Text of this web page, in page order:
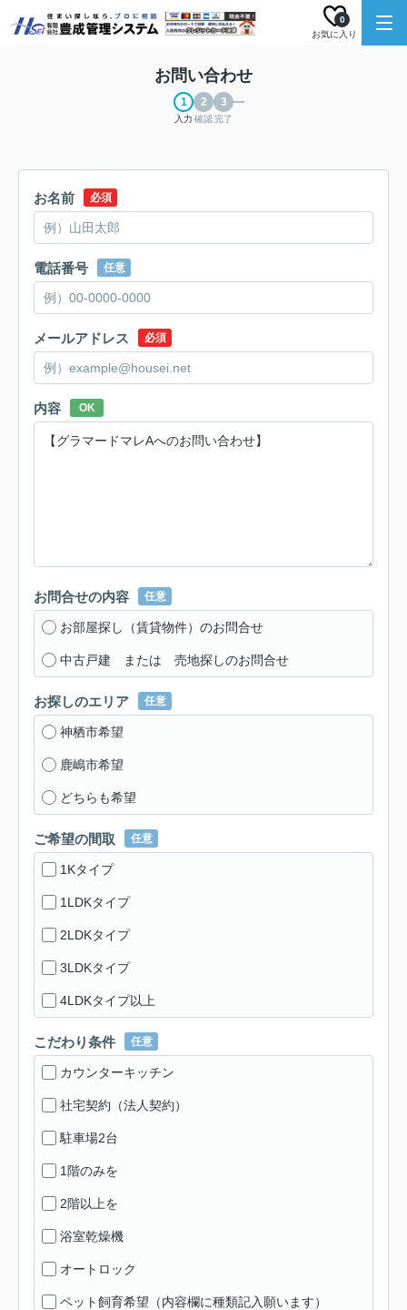
お気に入り
0
お問い合わせ
入力 確認完了
お名前 必須
電話番号 任意
メールアドレス 必須
内容 OK
お問合せの内容 任意
お部屋探し（賃貸物件）のお問合せ
中古戸建 または 売地探しのお問合せ
お探しのエリア 任意
神栖市希望
鹿嶋市希望
どちらも希望
ご希望の間取 任意
1Kタイプ
1LDKタイプ
2LDKタイプ
3LDKタイプ
4LDKタイプ以上
こだわり条件 任意
カウンターキッチン
社宅契約（法人契約）
駐車場2台
1階のみを
2階以上を
浴室乾燥機
オートロック
ペット飼育希望（内容欄に種類記入願います）